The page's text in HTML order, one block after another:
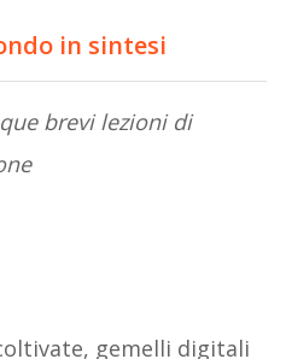
in sintesi
brevi lezioni di
gemelli digitali